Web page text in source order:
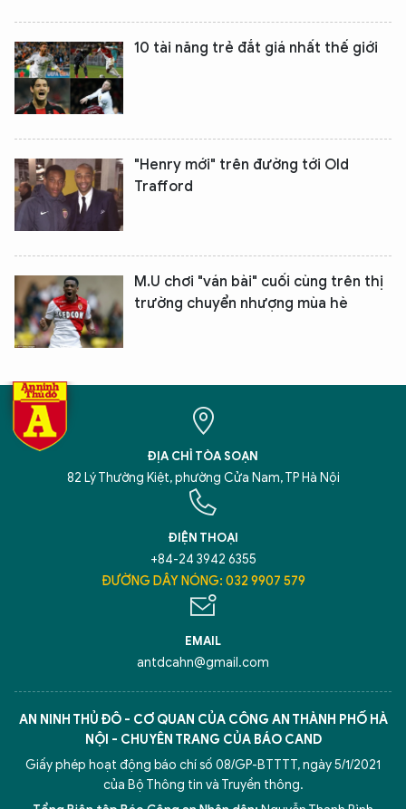
10 tài năng trẻ đắt giá nhất thế giới
"Henry mới" trên đường tới Old
Trafford
M.U chơi "ván bài" cuối cùng trên thị
trường chuyển nhượng mùa hè
ĐỊA CHỈ TÒA SOẠN
82 Lý Thường Kiệt, phường Cửa Nam, TP Hà Nội
ĐIỆN THOẠI
+84-24 3942 6355
ĐƯỜNG DÂY NÓNG: 032 9907 579
EMAIL
antdcahn@gmail.com
AN NINH THỦ ĐÔ - CƠ QUAN CỦA CÔNG AN THÀNH PHỐ HÀ
NỘI - CHUYÊN TRANG CỦA BÁO CAND
Giấy phép hoạt động báo chí số 08/GP-BTTTT, ngày 5/1/2021
của Bộ Thông tin và Truyền thông.